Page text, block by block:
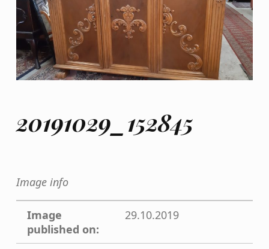
20191029_152845
Image info
Image
published on:
29.10.2019